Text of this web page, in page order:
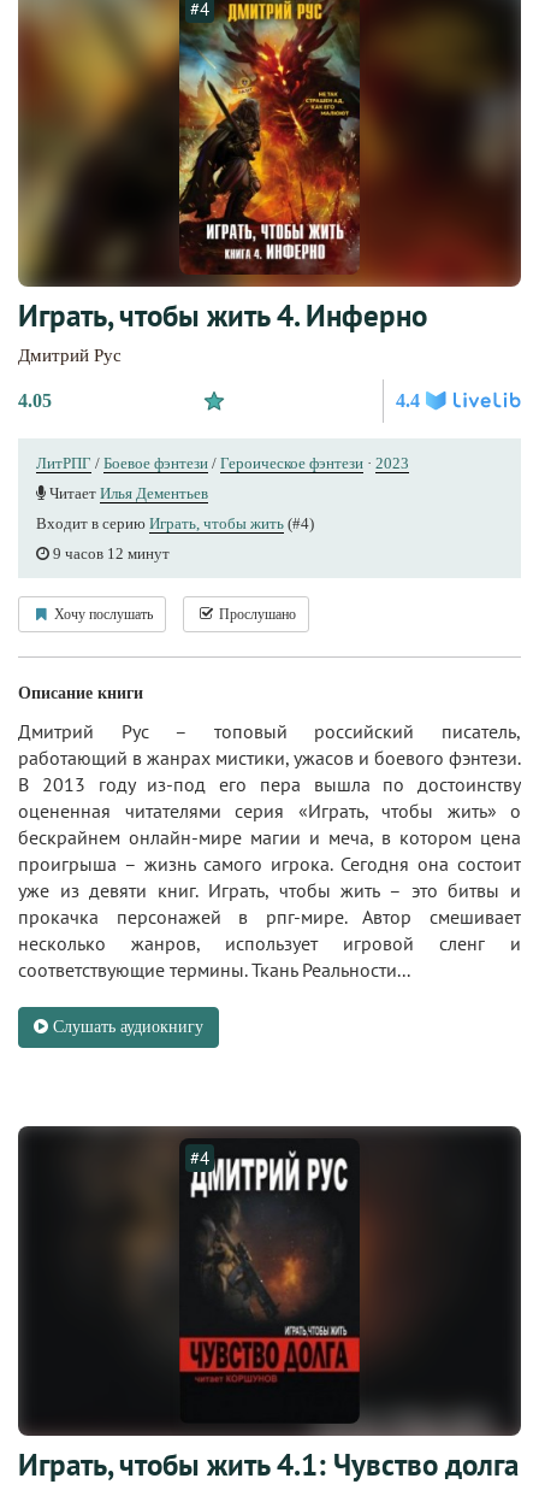
#4
Играть, чтобы жить 4. Инферно
Дмитрий Рус
4.05 4.4
ЛитРПГ / Боевое фэнтези / Героическое фэнтези · 2023
Читает Илья Дементьев
Входит в серию Играть, чтобы жить (#4)
9 часов 12 минут
Хочу послушать Прослушано
Описание книги
Дмитрий Рус – топовый российский писатель,
работающий в жанрах мистики, ужасов и боевого фэнтези.
В 2013 году из-под его пера вышла по достоинству
оцененная читателями серия «Играть, чтобы жить» о
бескрайнем онлайн-мире магии и меча, в котором цена
проигрыша – жизнь самого игрока. Сегодня она состоит
уже из девяти книг. Играть, чтобы жить – это битвы и
прокачка персонажей в рпг-мире. Автор смешивает
несколько жанров, использует игровой сленг и
соответствующие термины. Ткань Реальности...
Слушать аудиокнигу
#4
Играть, чтобы жить 4.1: Чувство долга